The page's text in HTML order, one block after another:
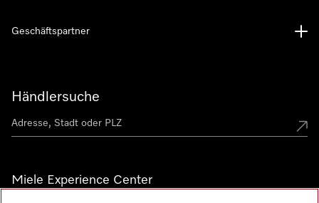
Händlersuche
Miele Experience Center
Geschäftspartner